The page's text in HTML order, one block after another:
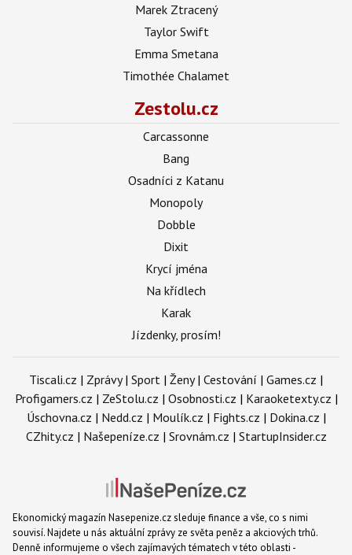
Marek Ztracený
Taylor Swift
Emma Smetana
Timothée Chalamet
Zestolu.cz
Carcassonne
Bang
Osadníci z Katanu
Monopoly
Dobble
Dixit
Krycí jména
Na křídlech
Karak
Jízdenky, prosím!
Tiscali.cz | Zprávy| Sport | Ženy| Cestování | Games.cz |
Profigamers.cz | ZeStolu.cz | Osobnosti.cz | Karaoketexty.cz |
Úschovna.cz | Nedd.cz | Moulík.cz | Fights.cz | Dokina.cz |
CZhity.cz | Našepeníze.cz | Srovnám.cz | StartupInsider.cz
Ekonomický magazín Nasepenize.cz sleduje finance a vše, co s nimi
souvisí. Najdete u nás aktuální zprávy ze světa peněz a akciových trhů.
Denně informujeme o všech zajímavých tématech v této oblasti -